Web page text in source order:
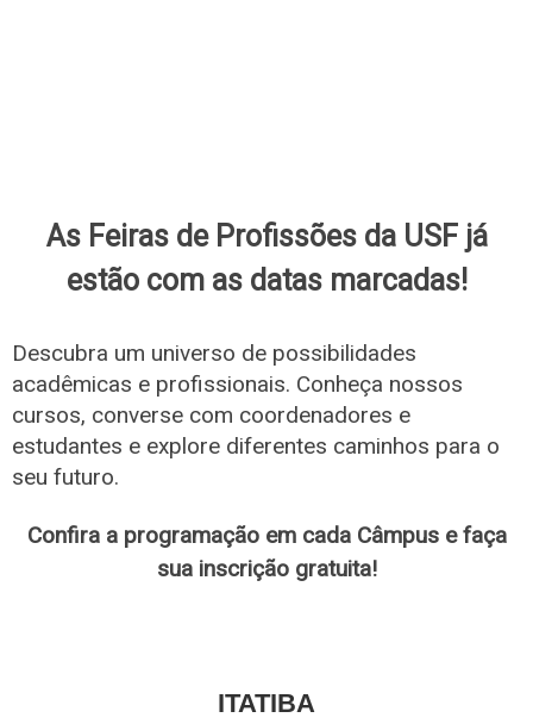
As Feiras de Profissões da USF já
estão com as datas marcadas!
Descubra um universo de possibilidades
acadêmicas e profissionais. Conheça nossos
cursos, converse com coordenadores e
estudantes e explore diferentes caminhos para o
seu futuro.
Confira a programação em cada Câmpus e faça
sua inscrição gratuita!
ITATIBA